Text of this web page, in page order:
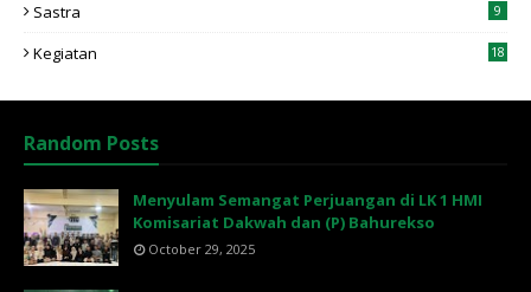
Sastra 9
Kegiatan 18
Random Posts
Menyulam Semangat Perjuangan di LK 1 HMI
Komisariat Dakwah dan (P) Bahurekso
October 29, 2025